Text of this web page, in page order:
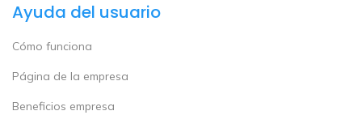
Ayuda del usuario
Cómo funciona
Página de la empresa
Beneficios empresa